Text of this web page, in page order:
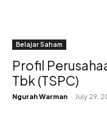
Belajar Saham
Profil
Tbk (TSPC)
Ngurah Warman - July 29,